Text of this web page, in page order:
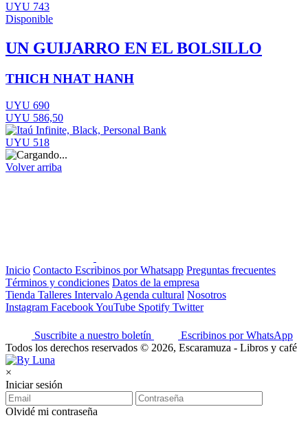
UYU 743
Disponible
UN GUIJARRO EN EL BOLSILLO
THICH NHAT HANH
UYU 690
UYU 586,50
UYU 518
Volver arriba
Inicio Contacto Escribinos por Whatsapp Preguntas frecuentes
Términos y condiciones Datos de la empresa
Tienda Talleres Intervalo Agenda cultural Nosotros
Instagram FacebookYouTube Spotify Twitter
Suscribite a nuestro boletín
Escribinos por WhatsApp
Todos los derechos reservados © 2026, Escaramuza - Libros y café
×
Iniciar sesión
Olvidé mi contraseña